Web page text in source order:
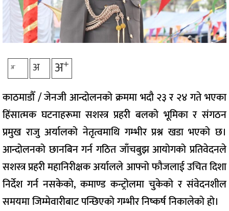
अ- अ अ+
काठमाडौँ / जेनजी आन्दोलनको क्रममा भदौ २३ र २४ गते भएका
हिंसात्मक घटनाहरूमा सशस्त्र प्रहरी बलको भूमिका र संगठन
प्रमुख राजु अर्यालको नेतृत्वमाथि गम्भीर प्रश्न खडा भएको छ।
आन्दोलनको छानबिन गर्न गठित जाँचबुझ आयोगको प्रतिवेदनले
सशस्त्र प्रहरी महानिरीक्षक अर्यालले आफ्नो फौजलाई उचित दिशा
निर्देश गर्न नसकेको, कमाण्ड कन्ट्रोलमा चुकेको र संवेदनशील
समयमा जिम्मेवारीबाट पन्छिएको गम्भीर निष्कर्ष निकालेको हो।